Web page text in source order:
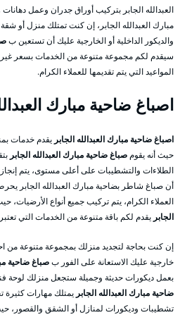
العبدالله الجابر بتركيب أوراق جدران وعمل دهانات
مبارك العبدالله الجابر، إن كنت تمتلك منزل أو
والديكور الداخلية أو الخارجية عليك أن تستعين ب
سيقدم لكم مجموعة متنوعة من الخدمات بسعر غير
المواعيد التي يتم تقديمها للعملاء الكرام.
اصباغ ضاحية مبارك
اصباغ ضاحية مبارك العبدالله الجابر يقدم خدمات
حيث أنه يقوم صباغ ضاحية مبارك العبدالله الجابر
الطلاءات والتشطيبات على أعلى مستوى، يتم
أن صباغ شاطر بضاحية مبارك العبدالله الجابر
العملاء الكرام، يتم تركيب جميع أنواع الأرضيات،
الجابر يقدم لكم باقة متنوعة من الخدمات التي
إن كنت بحاجة لتجديد منزلك بمجموعة متنوعة من
خارجية عليك الاستعانة على الفور بصباغ ضاحية
بعمل ديكورات حديثة وجميلة ستجعل منزلك لوحة
ضاحية مبارك العبدالله الجابر يمتلك مهارات
تشطيبات وديكورات لمنازل أو الشقق والقصور،